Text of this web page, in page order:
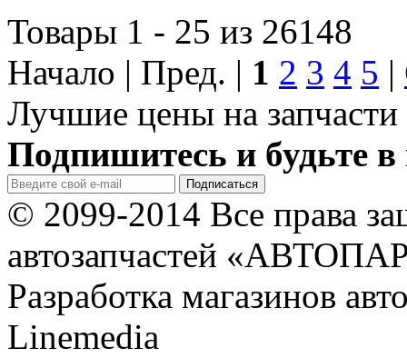
Товары 1 - 25 из 26148
Начало | Пред. | 1 2 3 4 5 |
Лучшие цены на запчасти
Подпишитесь и будьте в
© 2099-2014 Все права
автозапчастей
Разработка магазинов
Linemedia